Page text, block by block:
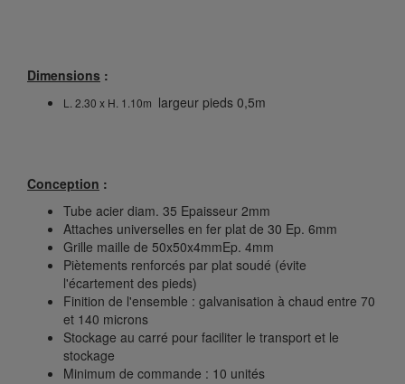
Dimensions :
L. 2.30 x H. 1.10m largeur pieds 0,5m
Conception :
Tube acier diam. 35 Epaisseur 2mm
Attaches universelles en fer plat de 30 Ep. 6mm
Grille maille de 50x50x4mmEp. 4mm
Piètements renforcés par plat soudé (évite
l'écartement des pieds)
Finition de l'ensemble : galvanisation à chaud entre 70
et 140 microns
Stockage au carré pour faciliter le transport et le
stockage
Minimum de commande : 10 unités